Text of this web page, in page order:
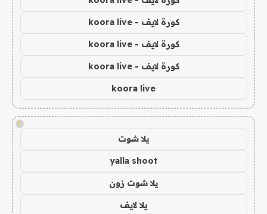
كورة لايف - koora live
كورة لايف - koora live
كورة لايف - koora live
koora live
!
يلا شوت
yalla shoot
يلا شوت زون
يلا لايف